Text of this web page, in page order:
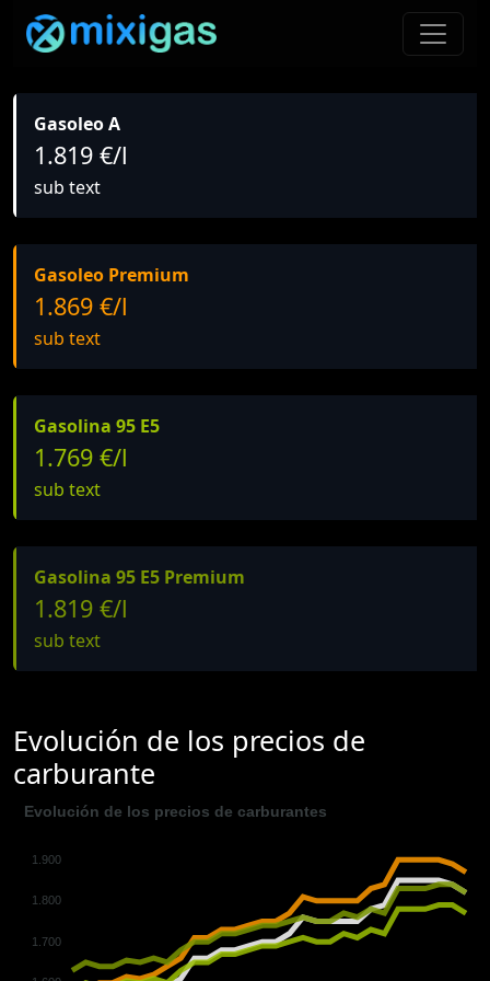
Gasoleo A
1.819 €/l
sub text
Gasoleo Premium
1.869 €/l
sub text
Gasolina 95 E5
1.769 €/l
sub text
Gasolina 95 E5 Premium
1.819 €/l
sub text
Evolución de los precios de
carburante
Evolución de los precios de carburantes
1.900
1.800
1.700